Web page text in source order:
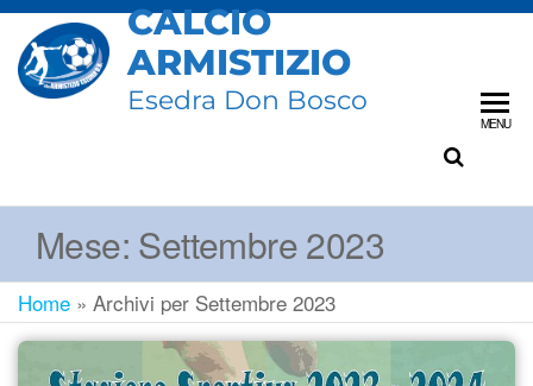
CALCIO
ARMISTIZIO
Esedra Don Bosco
MENU
Mese: Settembre 2023
Home » Archivi per Settembre 2023